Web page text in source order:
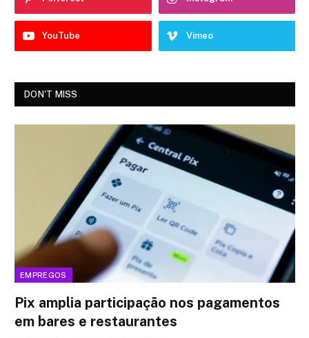
YouTube Vimeo
DON'T MISS
EMPREGOS
Pix amplia participação nos pagamentos
em bares e restaurantes